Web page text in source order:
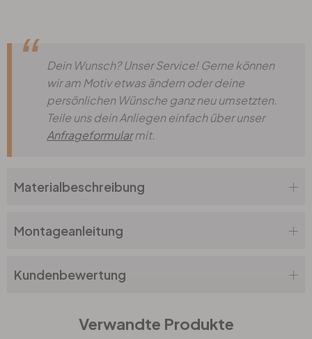
Dein Wunsch? Unser Service! Gerne können
wir am Motiv etwas ändern oder deine
persönlichen Wünsche ganz neu umsetzten.
Teile uns dein Anliegen einfach über unser
Anfrageformularmit.
Materialbeschreibung
Montageanleitung
Kundenbewertung
Verwandte Produkte